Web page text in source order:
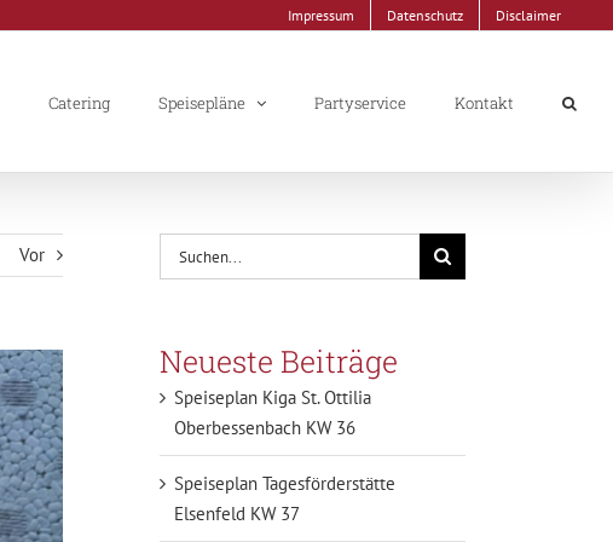
Impressum Datenschutz Disclaimer
Catering Speisepläne Partyservice Kontakt
Vor
Suche
nach:
Neueste Beiträge
Speiseplan Kiga St. Ottilia
Oberbessenbach KW 36
Speiseplan Tagesförderstätte
Elsenfeld KW 37